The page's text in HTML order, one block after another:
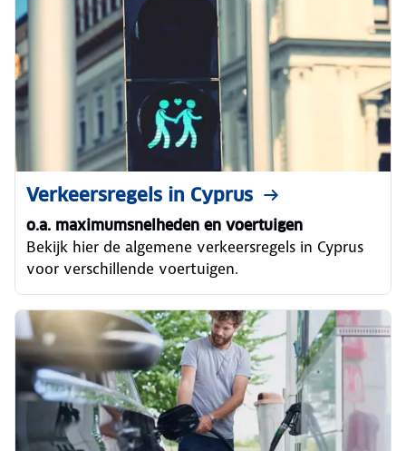
Verkeersregels in Cyprus
o.a. maximumsnelheden en voertuigen
Bekijk hier de algemene verkeersregels in Cyprus
voor verschillende voertuigen.